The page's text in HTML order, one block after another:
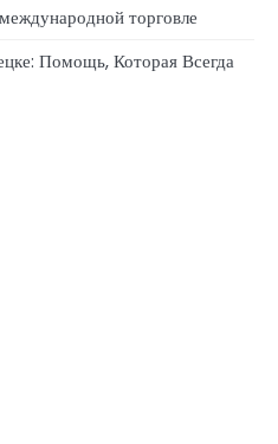
торговле
Помощь, Которая Всегда